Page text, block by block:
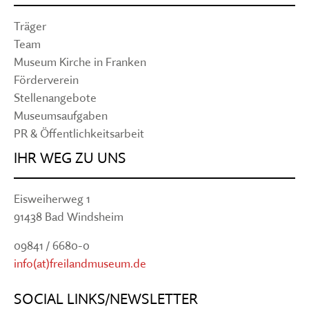
Träger
Team
Museum Kirche in Franken
Förderverein
Stellenangebote
Museumsaufgaben
PR & Öffentlichkeitsarbeit
IHR WEG ZU UNS
Eisweiherweg 1
91438 Bad Windsheim
09841 / 6680-0
info(at)freilandmuseum.de
SOCIAL LINKS/NEWSLETTER